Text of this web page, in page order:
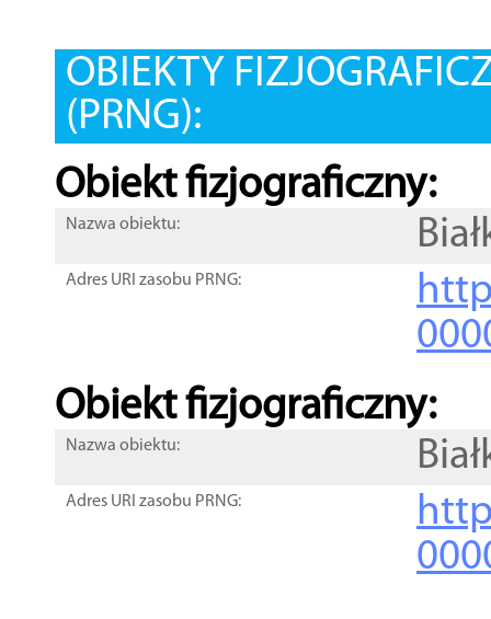
OBIEKTY
(PRNG):
Obiekt fizjograficzny:
Nazwa obiektu:
Adres URI zasobu PRNG:
Obiekt fizjograficzny:
Nazwa obiektu:
Adres URI zasobu PRNG: